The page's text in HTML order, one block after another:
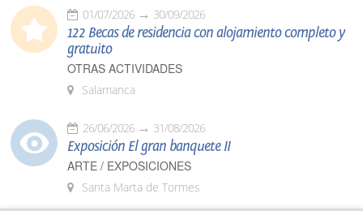
01/07/2026 30/09/2026
122 Becas de residencia con alojamiento completo y
gratuito
OTRAS ACTIVIDADES
Salamanca
26/06/2026 31/08/2026
Exposición El gran banquete II
ARTE / EXPOSICIONES
Santa Marta de Tormes